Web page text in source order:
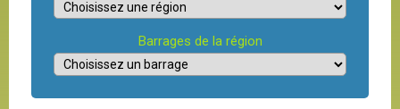
Barrages de la région